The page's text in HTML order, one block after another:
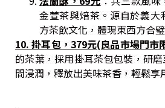
金萱茶與焙茶。源自於義
方茶飲文化，體現東西方合
10. 掛耳包，379元(良品市場門市
的茶葉，採用掛耳茶包包裝，研
間浸潤，釋放出美味茶香，輕鬆享